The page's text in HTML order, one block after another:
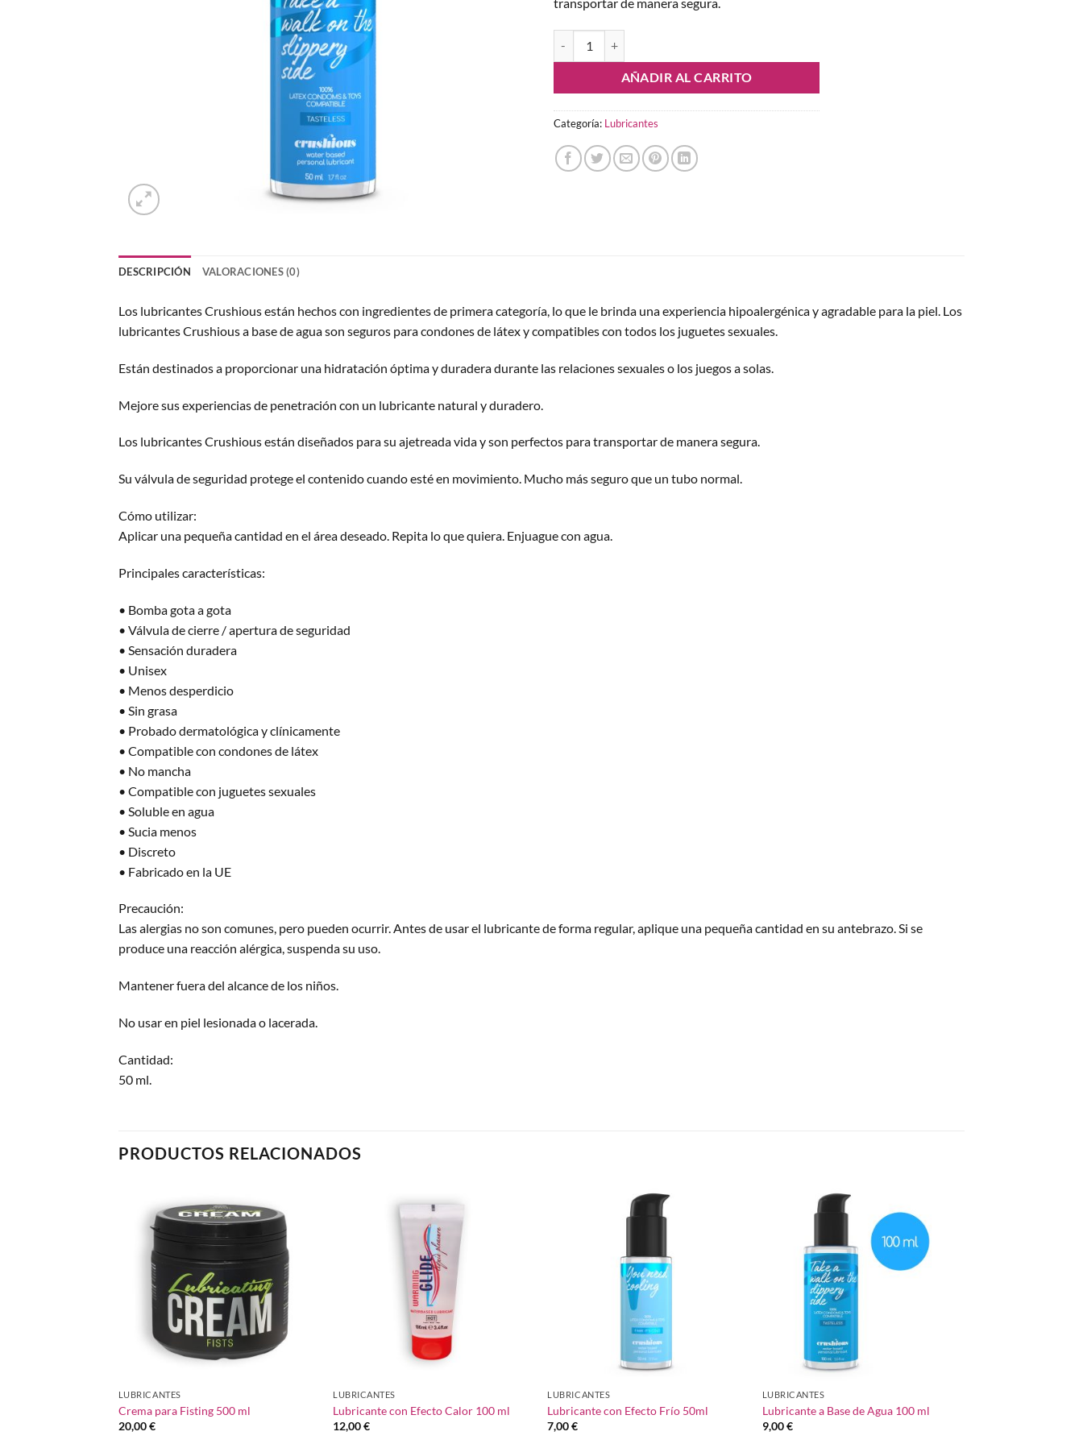
AÑADIR AL CARRITO
Categoría: Lubricantes
DESCRIPCIÓN VALORACIONES (0)
Los lubricantes Crushious están hechos con ingredientes de primera categoría, lo que le brinda una experiencia hipoalergénica y agradable para la piel. Los
lubricantes Crushious a base de agua son seguros para condones de látex y compatibles con todos los juguetes sexuales.
Están destinados a proporcionar una hidratación óptima y duradera durante las relaciones sexuales o los juegos a solas.
Mejore sus experiencias de penetración con un lubricante natural y duradero.
Los lubricantes Crushious están diseñados para su ajetreada vida y son perfectos para transportar de manera segura.
Su válvula de seguridad protege el contenido cuando esté en movimiento. Mucho más seguro que un tubo normal.
Cómo utilizar:
Aplicar una pequeña cantidad en el área deseado. Repita lo que quiera. Enjuague con agua.
Principales características:
• Bomba gota a gota
• Válvula de cierre / apertura de seguridad
• Sensación duradera
• Unisex
• Menos desperdicio
• Sin grasa
• Probado dermatológica y clínicamente
• Compatible con condones de látex
• No mancha
• Compatible con juguetes sexuales
• Soluble en agua
• Sucia menos
• Discreto
• Fabricado en la UE
Precaución:
Las alergias no son comunes, pero pueden ocurrir. Antes de usar el lubricante de forma regular, aplique una pequeña cantidad en su antebrazo. Si se
produce una reacción alérgica, suspenda su uso.
Mantener fuera del alcance de los niños.
No usar en piel lesionada o lacerada.
Cantidad:
50 ml.
PRODUCTOS RELACIONADOS
Añadir
a la
lista de
deseos
LUBRICANTES
Crema para Fisting 500 ml
20,00€
LUBRICANTES
Lubricante con Efecto Calor 100 ml
12,00€
LUBRICANTES
Lubricante con Efecto Frío 50ml
7,00€
Añadir
a la
lista de
deseos
LUBRICANTES
Lubricante a Base de Agua 100 ml
9,00€